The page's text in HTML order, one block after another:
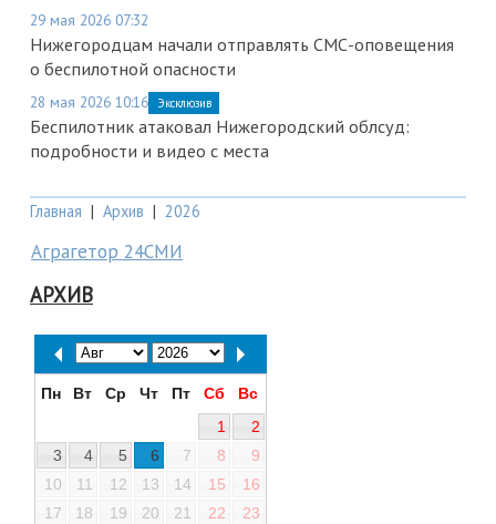
29 мая 2026 07:32
Нижегородцам начали отправлять СМС-оповещения
о беспилотной опасности
28 мая 2026 10:16 Эксклюзив
Беспилотник атаковал Нижегородский облсуд:
подробности и видео с места
Главная | Архив | 2026
Аграгетор 24СМИ
АРХИВ
Пн Вт Ср Чт Пт Сб
Вс
1
2
3
4 5 6 7 8
9
10
11 12 13 14 15
16
17
18 19 20 21 22
23